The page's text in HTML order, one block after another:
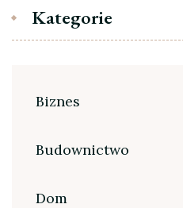
Kategorie
Biznes
Budownictwo
Dom